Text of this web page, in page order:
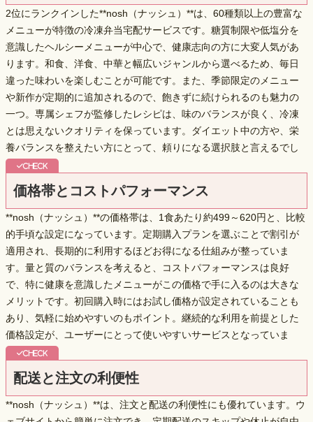
2位にランクインした**nosh（ナッシュ）**は、 60種類以上の豊富な
メニューが特徴の冷凍弁当宅配サービスです。糖質制限や低塩分を
意識したヘルシーメニューが中心で、健康志向の方に大変人気があ
ります。和食、洋食、中華と幅広いジャンルから選べるため、毎日
違った味わいを楽しむことが可能です。また、季節限定のメニュー
や新作が定期的に追加されるので、飽きずに続けられるのも魅力の
一つ。専属シェフが監修したレシピは、味のバランスが良く、冷凍
とは思えないクオリティを保っています。ダイエット中の方や、栄
養バランスを整えたい方にとって、頼りになる選択肢と言えるでし
ょう。
価格帯とコストパフォーマンス
**nosh（ナッシュ）**の価格帯は、1食あたり約499～620円と、比較
的手頃な設定になっています。定期購入プランを選ぶことで割引が
適用され、長期的に利用するほどお得になる仕組みが整っていま
す。量と質のバランスを考えると、コストパフォーマンスは良好
で、特に健康を意識したメニューがこの価格で手に入るのは大きな
メリットです。初回購入時にはお試し価格が設定されていることも
あり、気軽に始めやすいのもポイント。継続的な利用を前提とした
価格設定が、ユーザーにとって使いやすいサービスとなっていま
す。
配送と注文の利便性
**nosh（ナッシュ）**は、注文と配送の利便性にも優れています。ウ